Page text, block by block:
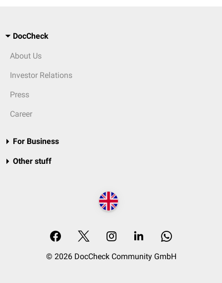
DocCheck
About Us
Investor Relations
Press
Career
For Business
Other stuff
© 2026 DocCheck Community GmbH